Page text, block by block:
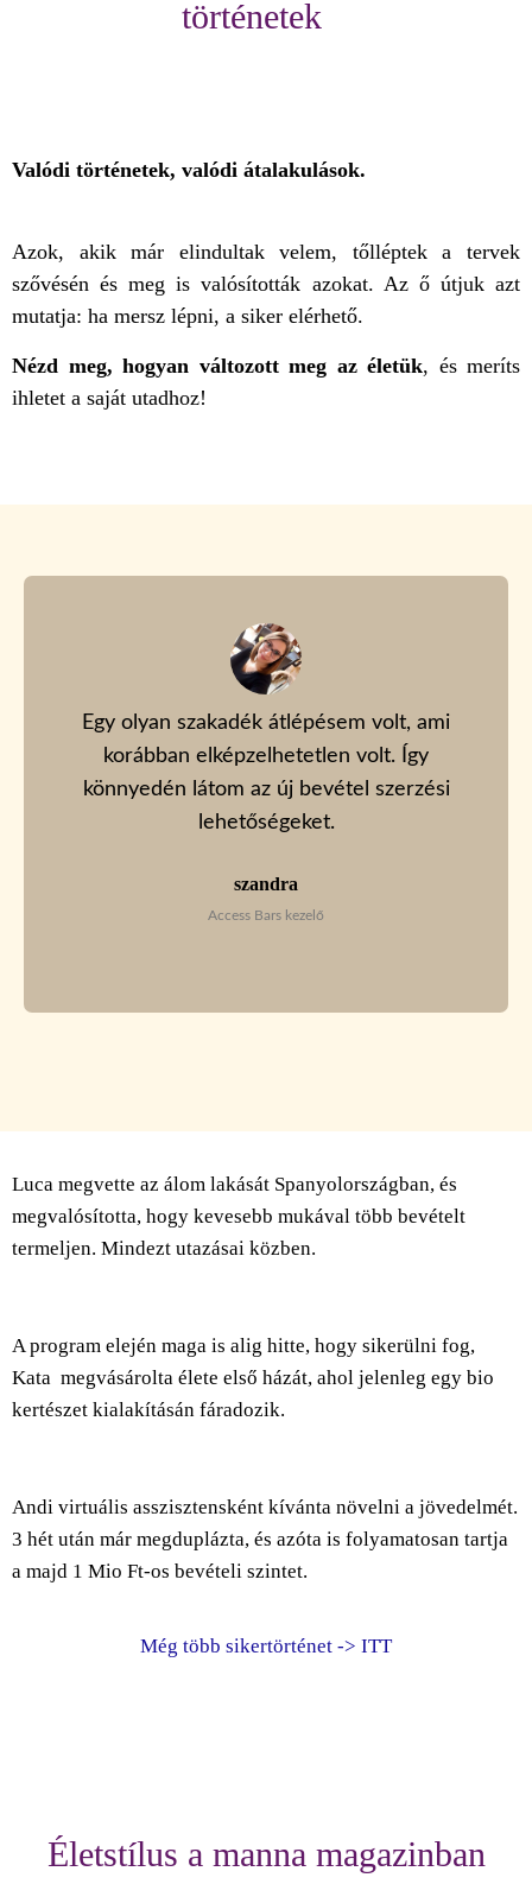
történetek
Valódi történetek, valódi átalakulások.
Azok, akik már elindultak velem, tőlléptek a tervek
szővésén és meg is valósították azokat. Az ő útjuk azt
mutatja: ha mersz lépni, a siker elérhető.
Nézd meg, hogyan változott meg az életük, és meríts
ihletet a saját utadhoz!
Egy olyan szakadék átlépésem volt, ami
korábban elképzelhetetlen volt. Így
könnyedén látom az új bevétel szerzési
lehetőségeket.​
szandra
Access Bars kezelő
Luca megvette az álom lakását Spanyolországban, és
megvalósította, hogy kevesebb mukával több bevételt
termeljen. Mindezt utazásai közben.
A program elején maga is alig hitte, hogy sikerülni fog,
Kata megvásárolta élete első házát, ahol jelenleg egy bio
kertészet kialakításán fáradozik.
Andi virtuális asszisztensként kívánta növelni a jövedelmét.
3 hét után már megduplázta, és azóta is folyamatosan tartja
a majd 1 Mio Ft-os bevételi szintet.
Még több sikertörténet -> ITT
Életstílus a manna magazinban